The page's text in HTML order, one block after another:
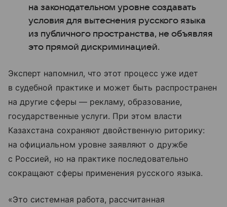
на законодательном уровне создавать
условия для вытеснения русского языка
из публичного пространства, не объявляя
это прямой дискриминацией.
Эксперт напомнил, что этот процесс уже идет
в судебной практике и может быть распространен
на другие сферы — рекламу, образование,
государственные услуги. При этом власти
Казахстана сохраняют двойственную риторику:
на официальном уровне заявляют о дружбе
с Россией, но на практике последовательно
сокращают сферы применения русского языка.
«Это системная работа, рассчитанная